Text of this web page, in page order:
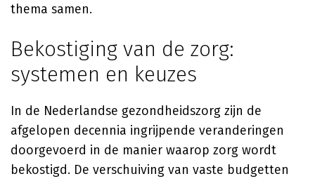
thema samen.
Bekostiging van de zorg:
systemen en keuzes
In de Nederlandse gezondheidszorg zijn de
afgelopen decennia ingrijpende veranderingen
doorgevoerd in de manier waarop zorg wordt
bekostigd. De verschuiving van vaste budgetten